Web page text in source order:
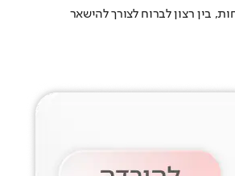
בין רצון לברוח לצורך להישאר